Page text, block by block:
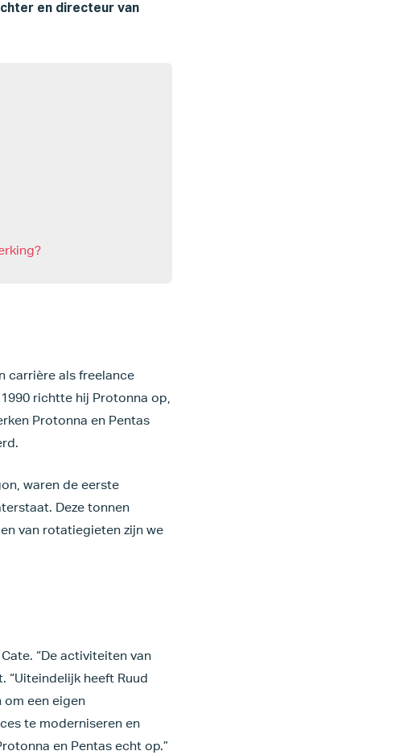
en directeur van
carrière als freelance
richtte hij Protonna op,
Protonna en Pentas
waren de eerste
Deze tonnen
van rotatiegieten zijn we
“De activiteiten van
“Uiteindelijk heeft Ruud
om een eigen
te moderniseren en
en Pentas echt op.”